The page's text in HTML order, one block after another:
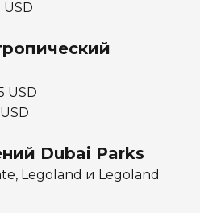
USD
USD
Dubai Parks
Legoland и Legoland